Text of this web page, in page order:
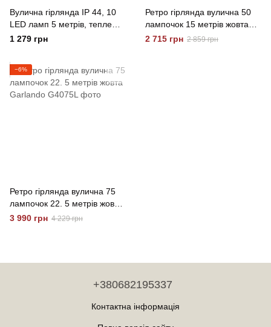
Вулична гірлянда IP 44, 10
LED ламп 5 метрів, тепле
світло GarlandoPro
1 279 грн
Ретро гірлянда вулична 50
лампочок 15 метрів жовта
Garlando
2 715 грн 2 859 грн
−6%
Ретро гірлянда вулична 75
лампочок 22. 5 метрів жовта
Garlando
3 990 грн 4 229 грн
+380682195337
Контактна інформація